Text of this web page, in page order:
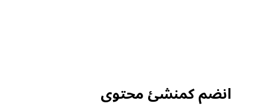
انضم كمنشئ محتوى